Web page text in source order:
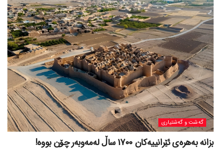
گه‌شت و گه‌شتیاری
بزانه بەهرەی ئێرانییەکان 1700 ساڵ لەمەوبەر چۆن بووه!